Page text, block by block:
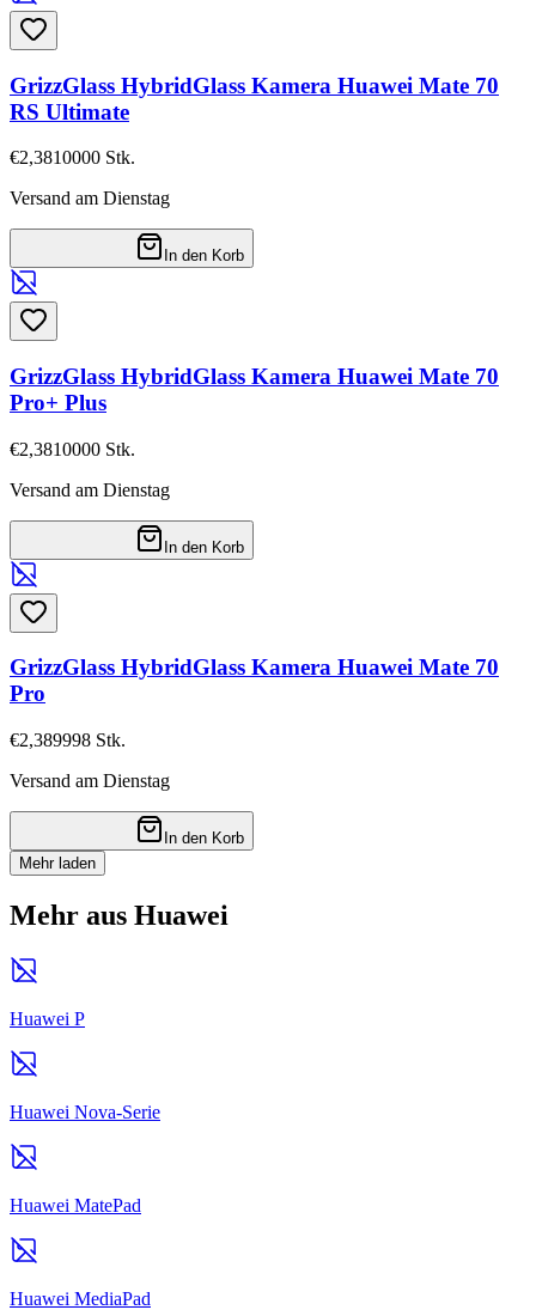
GrizzGlass HybridGlass Kamera Huawei Mate 70
RS Ultimate
€2,3810000 Stk.
Versand am Dienstag
In den Korb
GrizzGlass HybridGlass Kamera Huawei Mate 70
Pro+ Plus
€2,3810000 Stk.
Versand am Dienstag
In den Korb
GrizzGlass HybridGlass Kamera Huawei Mate 70
Pro
€2,389998 Stk.
Versand am Dienstag
In den Korb
Mehr laden
Mehr aus Huawei
Huawei P
Huawei Nova-Serie
Huawei MatePad
Huawei MediaPad